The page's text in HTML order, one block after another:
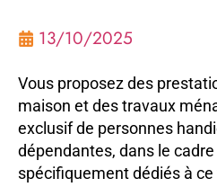
13/10/2025
Vous proposez des
maison et des travaux
exclusif de personnes
dépendantes, dans le
spécifiquement dédiés à